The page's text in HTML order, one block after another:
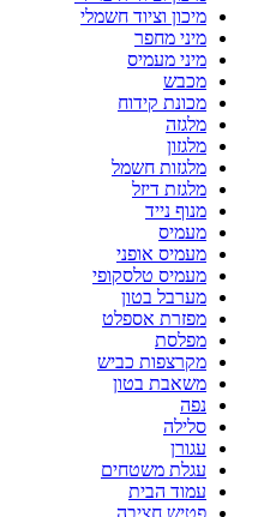
מיכון וציוד חשמלי
מיני מחפר
מיני מעמיס
מכבש
מכונת קידוח
מלגזה
מלגזון
מלגזות חשמל
מלגזת דיזל
מנוף נייד
מעמיס
מעמיס אופני
מעמיס טלסקופי
מערבל בטון
מפזרת אספלט
מפלסת
מקרצפות כביש
משאבת בטון
נפה
סלילה
עגורן
עגלת משטחים
עמוד הבית